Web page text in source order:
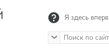
Я здесь